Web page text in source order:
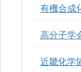
有機合成
高分子学
近畿化学